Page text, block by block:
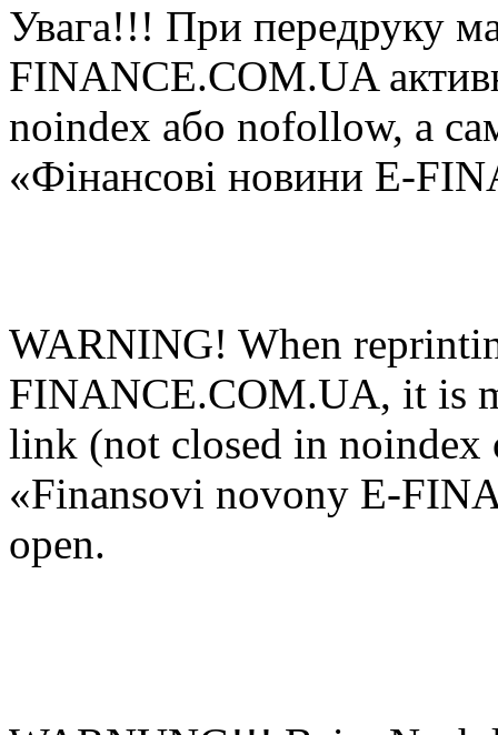
Увaгa!!! При пeрeдруку
FINANCE.COM.UA
noindex або nofollow, а
«Фінансові новини E-
WARNING! When
FINANCE.COM.UA, it is
link (not closed in
«Finansovi novony E-
open.